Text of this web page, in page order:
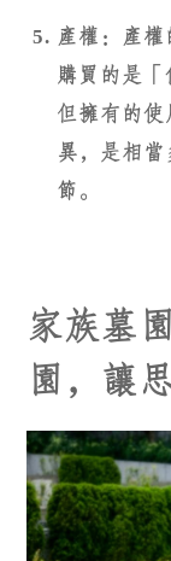
產權：產
購買的是
但擁有的
異，是相
節。
家族墓
園，讓